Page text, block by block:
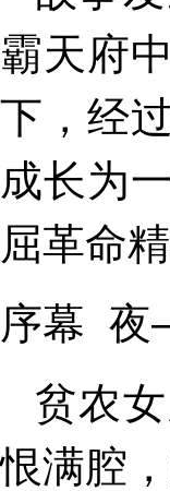
霸天府
下，经
成长为
屈革命
序幕 夜
贫农
恨满腔